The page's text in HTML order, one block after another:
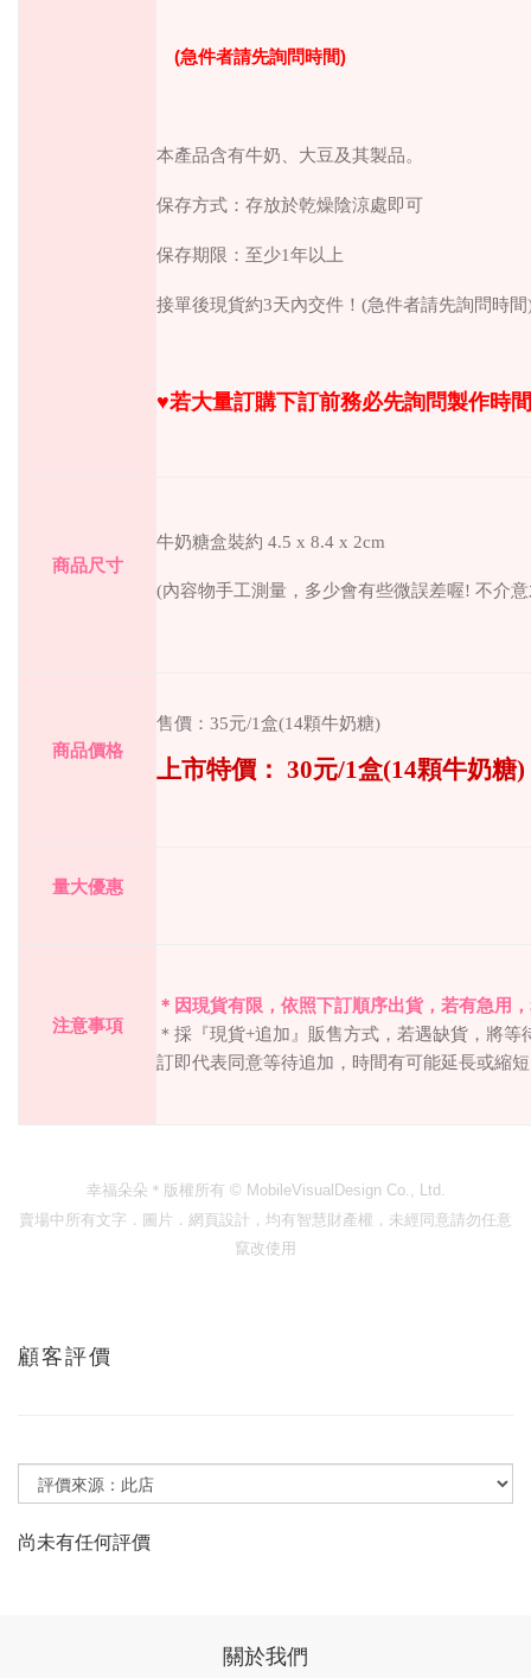
(急件者請先詢問時間)
本產品含有牛奶、大豆及其製品。
保存方式：存放於乾燥陰涼處即可
保存期限：至少1年以上
接單後現貨約3天內交件！ (急件者請先詢問時間
♥︎若大量訂購下訂前務必先詢問製作時
商品尺寸
牛奶糖盒裝約 4.5 x 8.4 x 2cm
(內容物手工測量，多少會有些微誤差喔! 不介
商品價格
售價： 35元/1盒(14顆牛奶糖)
上市特價： 30元/1盒(14顆牛奶糖)
量大優惠
注意事項
＊因現貨有限，依照下訂順序出貨，若有急用
＊採『現貨+追加』販售方式，若遇缺貨，將等
訂即代表同意等待追加，時間有可能延長或縮
幸福朵朵＊版權所有 © MobileVisualDesign Co., Ltd.
賣場中所有文字．圖片．網頁設計，均有智慧財產權，未經同意請勿任意
竄改使用
顧客評價
尚未有任何評價
關於我們